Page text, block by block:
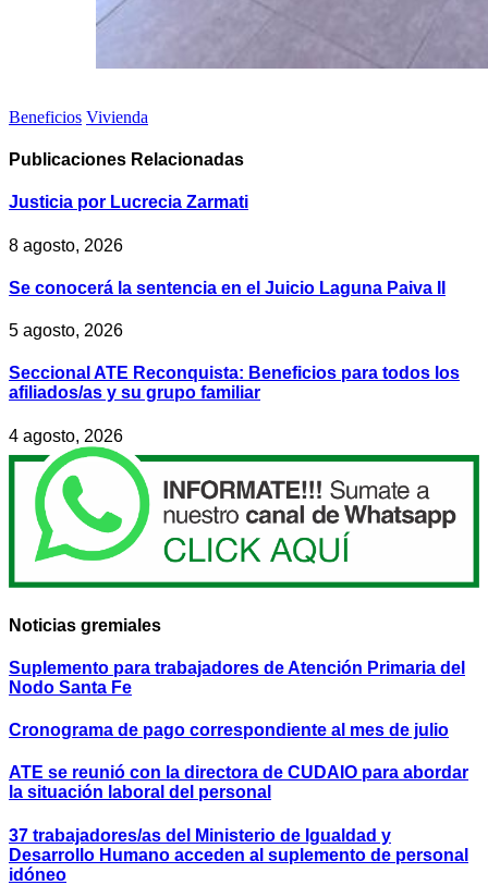
Beneficios Vivienda
Publicaciones Relacionadas
Justicia por Lucrecia Zarmati
8 agosto, 2026
Se conocerá la sentencia en el Juicio Laguna Paiva II
5 agosto, 2026
Seccional ATE Reconquista: Beneficios para todos los
afiliados/as y su grupo familiar
4 agosto, 2026
Noticias gremiales
Suplemento para trabajadores de Atención Primaria del
Nodo Santa Fe
Cronograma de pago correspondiente al mes de julio
ATE se reunió con la directora de CUDAIO para abordar
la situación laboral del personal
37 trabajadores/as del Ministerio de Igualdad y
Desarrollo Humano acceden al suplemento de personal
idóneo